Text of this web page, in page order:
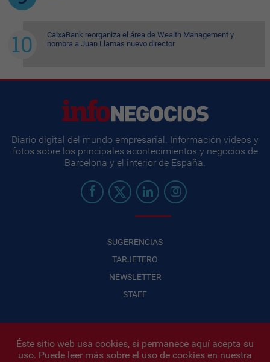
CaixaBank reorganiza el área de Wealth Management y
nombra a Juan Llamas nuevo director
Diario digital del mundo empresarial. Información videos y
fotos sobre los principales acontecimientos y negocios de
Barcelona y el interior de España.
SUGERENCIAS
TARJETERO
NEWSLETTER
STAFF
Infonegocios 2026| INFONEGOCIOS S.A. · CUIT: 30710438486 |
Éste sitio web usa cookies, si permanece aquí acepta su
uso. Puede leer más sobre el uso de cookies en nuestra